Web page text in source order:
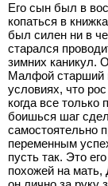
Его сын был в
копаться в
был силен ни в
старался
зимних каникул.
Малфой старший
условиях, что
когда все только
боишься шаг
самостоятельно
переменным
пусть так. Это
похожей на мать,